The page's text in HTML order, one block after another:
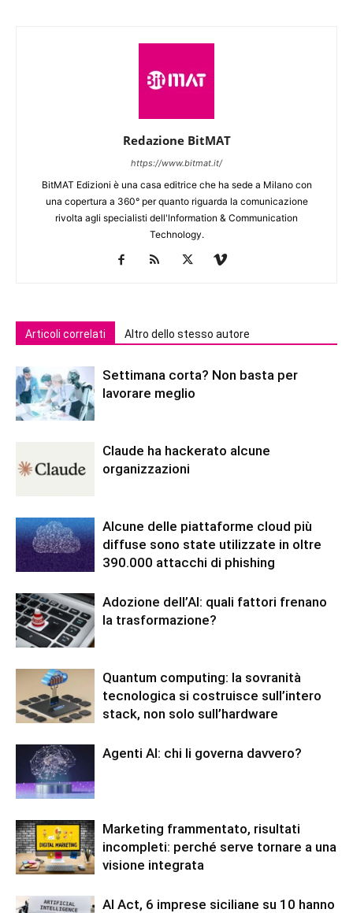
Redazione BitMAT
https://www.bitmat.it/
BitMAT Edizioni è una casa editrice che ha sede a Milano con
una copertura a 360° per quanto riguarda la comunicazione
rivolta agli specialisti dell'lnformation & Communication
Technology.
Articoli correlati Altro dello stesso autore
Settimana corta? Non basta per
lavorare meglio
Claude ha hackerato alcune
organizzazioni
Alcune delle piattaforme cloud più
diffuse sono state utilizzate in oltre
390.000 attacchi di phishing
Adozione dell’AI: quali fattori frenano
la trasformazione?
Quantum computing: la sovranità
tecnologica si costruisce sull’intero
stack, non solo sull’hardware
Agenti AI: chi li governa davvero?
Marketing frammentato, risultati
incompleti: perché serve tornare a una
visione integrata
AI Act, 6 imprese siciliane su 10 hanno